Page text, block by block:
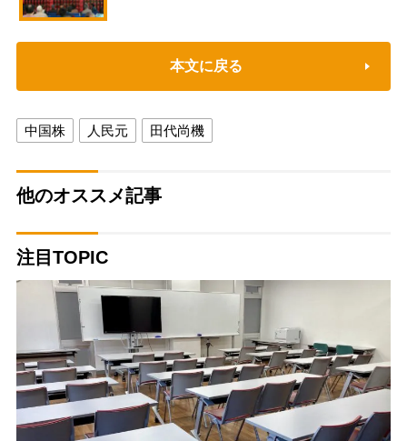
本文に戻る
中国株 人民元 田代尚機
他のオススメ記事
注目TOPIC